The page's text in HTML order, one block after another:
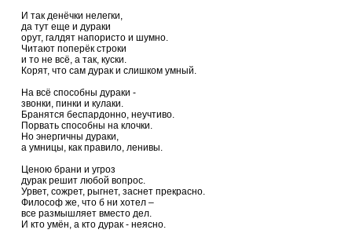
И так денёчки нелегки,
да тут еще и дураки
орут, галдят напористо и шумно.
Читают поперёк строки
и то не всё, а так, куски.
Корят, что сам дурак и слишком умный.
На всё способны дураки -
звонки, пинки и кулаки.
Бранятся беспардонно, неучтиво.
Порвать способны на клочки.
Но энергичны дураки,
а умницы, как правило, ленивы.
Ценою брани и угроз
дурак решит любой вопрос.
Урвет, сожрет, рыгнет, заснет прекрасно.
Философ же, что б ни хотел –
все размышляет вместо дел.
И кто умён, а кто дурак - неясно.